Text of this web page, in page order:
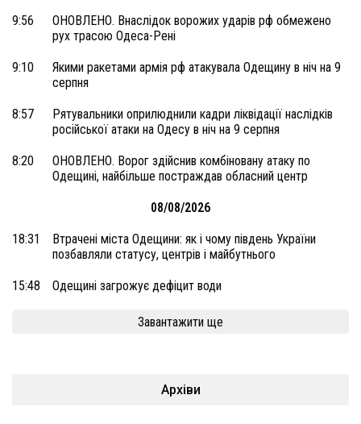
9:56
ОНОВЛЕНО. Внаслідок ворожих ударів рф обмежено
рух трасою Одеса-Рені
9:10
Якими ракетами армія рф атакувала Одещину в ніч на 9
серпня
8:57
Рятувальники оприлюднили кадри ліквідації наслідків
російської атаки на Одесу в ніч на 9 серпня
8:20
ОНОВЛЕНО. Ворог здійснив комбіновану атаку по
Одещині, найбільше постраждав обласний центр
08/08/2026
18:31
Втрачені міста Одещини: як і чому південь України
позбавляли статусу, центрів і майбутнього
15:48 Одещині загрожує дефіцит води
Завантажити ще
Архіви